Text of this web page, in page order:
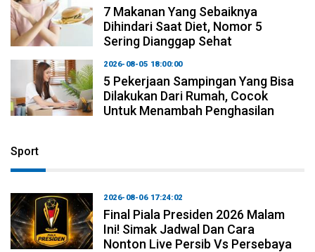
7 Makanan Yang Sebaiknya
Dihindari Saat Diet, Nomor 5
Sering Dianggap Sehat
2026-08-05 18:00:00
5 Pekerjaan Sampingan Yang Bisa
Dilakukan Dari Rumah, Cocok
Untuk Menambah Penghasilan
Sport
2026-08-06 17:24:02
Final Piala Presiden 2026 Malam
Ini! Simak Jadwal Dan Cara
Nonton Live Persib Vs Persebaya